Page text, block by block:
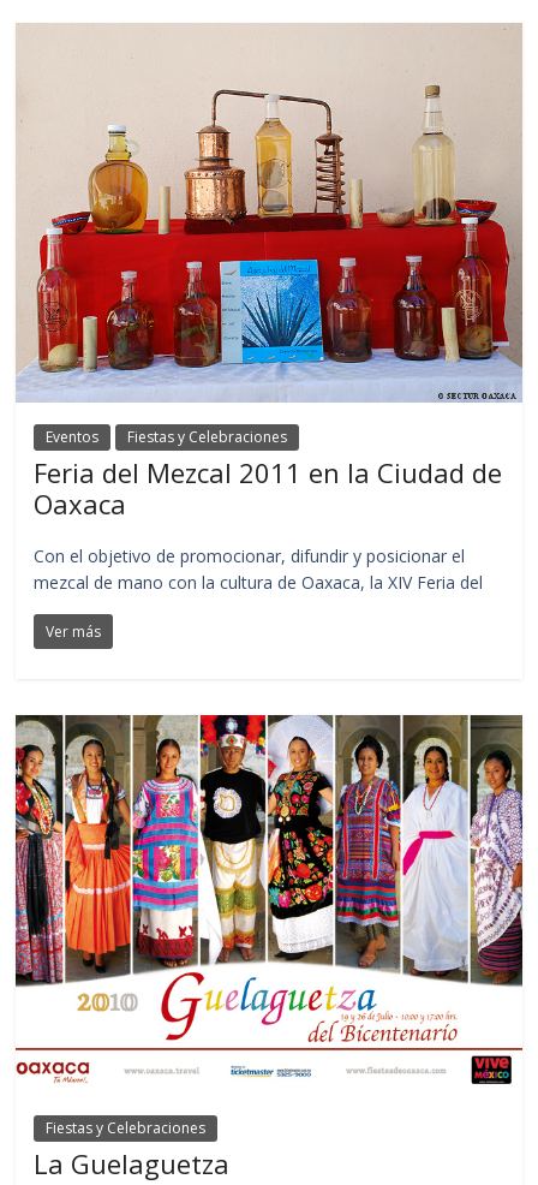
Eventos Fiestas y Celebraciones
Feria del Mezcal 2011 en la Ciudad de
Oaxaca
Con el objetivo de promocionar, difundir y posicionar el
mezcal de mano con la cultura de Oaxaca, la XIV Feria del
Ver más
Fiestas y Celebraciones
La Guelaguetza